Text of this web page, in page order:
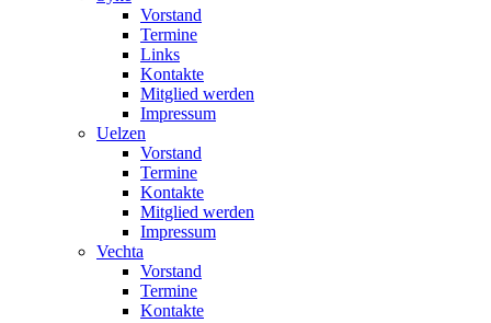
Vorstand
Termine
Links
Kontakte
Mitglied werden
Impressum
Uelzen
Vorstand
Termine
Kontakte
Mitglied werden
Impressum
Vechta
Vorstand
Termine
Kontakte